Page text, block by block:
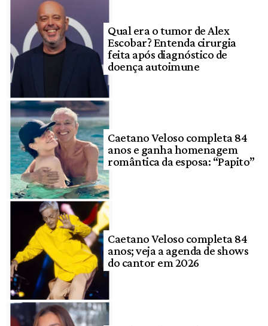
Qual era o tumor de Alex
Escobar? Entenda cirurgia
feita após diagnóstico de
doença autoimune
Caetano Veloso completa 84
anos e ganha homenagem
romântica da esposa: “Papito”
Caetano Veloso completa 84
anos; veja a agenda de shows
do cantor em 2026